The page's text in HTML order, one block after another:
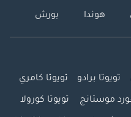
هوندا بورش
تويوتا برادو تويوتا كامري
موستانج تويوتا كورولا